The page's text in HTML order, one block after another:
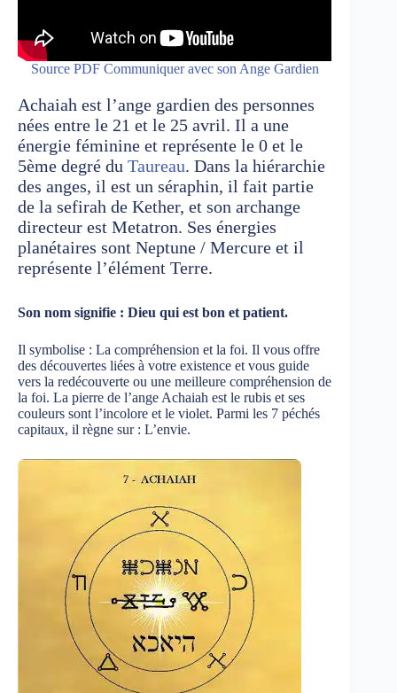
Source PDF Communiquer avec son Ange Gardien
Achaiah est l’ange gardien des personnes
nées entre le 21 et le 25 avril. Il a une
énergie féminine et représente le 0 et le
5ème degré du Taureau. Dans la hiérarchie
des anges, il est un séraphin, il fait partie
de la sefirah de Kether, et son archange
directeur est Metatron. Ses énergies
planétaires sont Neptune / Mercure et il
représente l’élément Terre.
Son nom signifie : Dieu qui est bon et patient.
Il symbolise : La compréhension et la foi. Il vous offre
des découvertes liées à votre existence et vous guide
vers la redécouverte ou une meilleure compréhension de
la foi. La pierre de l’ange Achaiah est le rubis et ses
couleurs sont l’incolore et le violet. Parmi les 7 péchés
capitaux, il règne sur : L’envie.